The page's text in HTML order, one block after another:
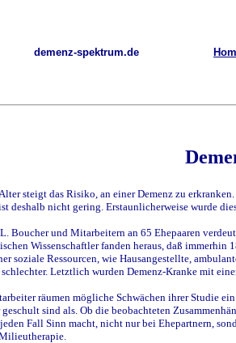
demenz-spektrum.de
steigt das Risiko, an einer Demenz zu
deshalb nicht gering. Erstaunlicherweise wurde
Boucher und Mitarbeitern an 65 Ehepaaren
Wissenschaftler fanden heraus, daß
soziale Ressourcen, wie Hausangestellte,
Letztlich wurden Demenz-Kranke mit
räumen mögliche Schwächen ihrer Studie
sind als. Ob die beobachteten
Fall Sinn macht, nicht nur bei Ehepartnern,